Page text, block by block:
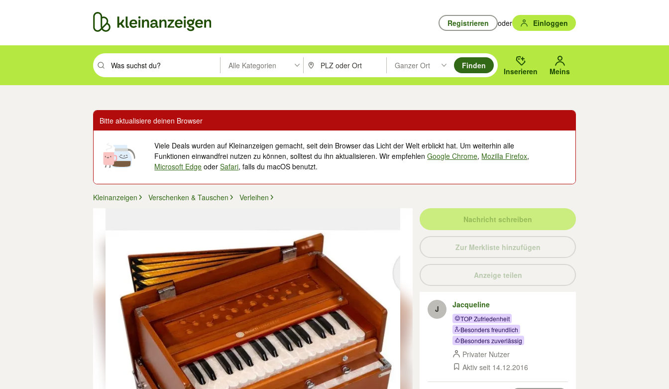
Registrieren oder Einloggen
Suchbegriff eingeben. Eingabetaste drücken um zu suchen, oder Vorschläge mit den Pfeiltasten nach oben/unten durchsuchen und mit Eingabetaste auswählen.
Alle Kategorien PLZ oder Ort eingeben. Eingabetaste drücken um zu suchen, oder Vorschläge mit den Pfeiltasten nach oben/
Ganzer Ort
Suche im Umkreis des gewählten Orts oder PLZ.
Finden
Inserieren Meins
Bitte aktualisiere deinen Browser
Viele Deals wurden auf Kleinanzeigen gemacht, seit dein Browser das Licht der Welt erblickt hat. Um weiterhin alle
Funktionen einwandfrei nutzen zu können, solltest du ihn aktualisieren. Wir empfehlenGoogle Chrome, Mozilla Firefox,
Microsoft Edge oderSafari, falls du macOS benutzt.
Kleinanzeigen Verschenken & Tauschen Verleihen
Nachricht schreiben
Zur Merkliste hinzufügen
Anzeige teilen
J Jacqueline
TOP Zufriedenheit
Besonders freundlich
Besonders zuverlässig
Privater Nutzer
Aktiv seit 14.12.2016